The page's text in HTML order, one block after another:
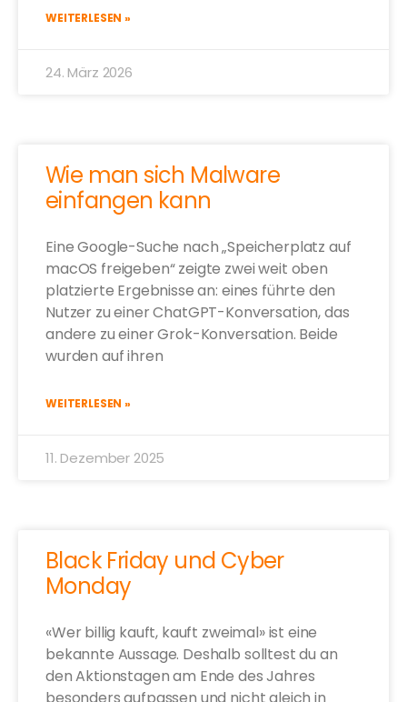
WEITERLESEN »
24. März 2026
Wie man sich Malware
einfangen kann
Eine Google-Suche nach „Speicherplatz auf
macOS freigeben“ zeigte zwei weit oben
platzierte Ergebnisse an: eines führte den
Nutzer zu einer ChatGPT-Konversation, das
andere zu einer Grok-Konversation. Beide
wurden auf ihren
WEITERLESEN »
11. Dezember 2025
Black Friday und Cyber
Monday
«Wer billig kauft, kauft zweimal» ist eine
bekannte Aussage. Deshalb solltest du an
den Aktionstagen am Ende des Jahres